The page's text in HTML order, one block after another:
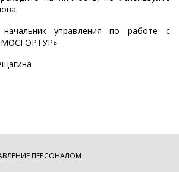
управления по работе с